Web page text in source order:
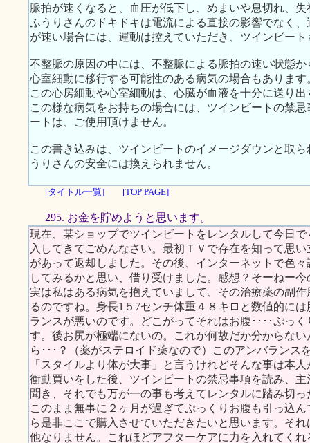
脈拍が速くなると、血圧が低下し、めまいや息切れ、
ふうりさんのドキドキは電流による直接の影響でなく
が速い場合には、運動は控えていただき、ツインビー
不整脈の原因の中には、不整脈による脈拍の速い状態
心室細動に移行する可能性のある病気の場合もあります
この心房細動や心室細動は、心臓が血液を十分に送り
この様な病気をお持ちの場合には、ツインビートの禁
ートは、ご使用頂けません。
この書き込みは、ツインビートのイメージダウンと取
うりさんの安全には換えられません。
[タイトル一覧] [TOP PAGE]
295. お金を貯めようと思います。
現在、某ショップでツインビートをレンタルして今日
入してきてごめんなさい。最初ＴＶで存在を知って思
があって返却しました。その後、インターネットで色
してみるかと思い、借り受けました。感想？そーねー
実は私はある病気を抱えていまして、その治療薬の副
るのですね。身長1５7センチ体重４８キロと数値的に
ランスが悪いのです。どこがってそれはお腹････ぷっ
す。後お尻が極端にないの。これが何故だか分からな
ら･･･？（薬がステロイド薬なので）このアンバランス
「スタイルより体が大事」と言うけれどそんな事は本
衝動買いをした後、ツインビートの禁忌事項を読み、
聞き、それでも万が一の事も考えてレンタルに踏み切っ
このまま無事に２ヶ月が過ぎてぷっくりお腹も引っ込
ら是非ここで購入させていただきたいと思います。そ
他なりません。これほどアフターケアに力を入れてく